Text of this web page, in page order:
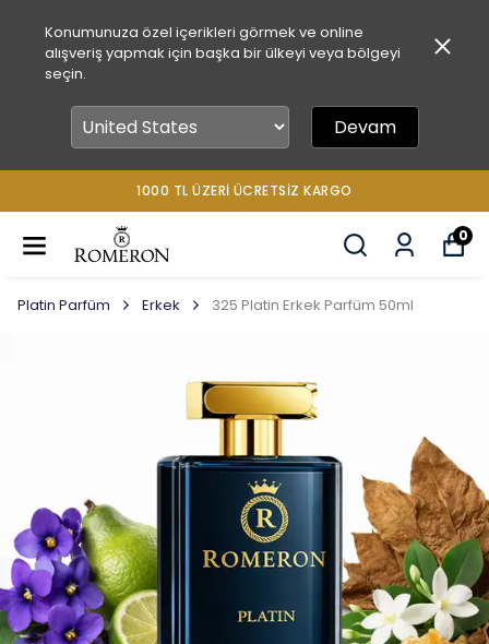
Konumunuza özel içerikleri görmek ve online
alışveriş yapmak için başka bir ülkeyi veya bölgeyi
seçin.
Devam
1000 TL ÜZERİ ÜCRETSİZ KARGO
0
Platin Parfüm Erkek 325 Platin Erkek Parfüm 50ml